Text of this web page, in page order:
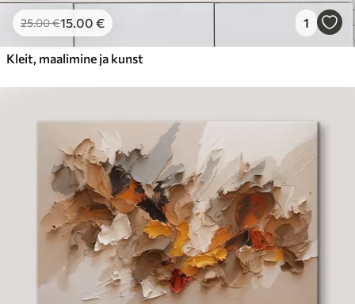
25.00€15.00 € 1
Kleit, maalimine ja kunst